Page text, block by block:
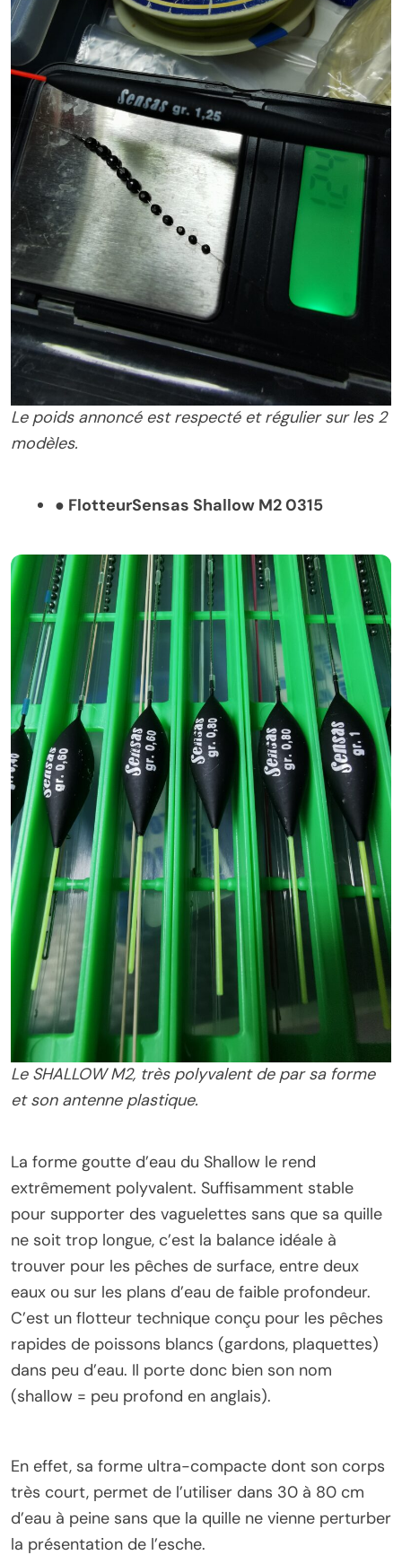
Le poids annoncé est respecté et régulier sur les 2
modèles.
● FlotteurSensas Shallow M2 0315
Le SHALLOW M2, très polyvalent de par sa forme
et son antenne plastique.
La forme goutte d’eau du Shallow le rend
extrêmement polyvalent. Suffisamment stable
pour supporter des vaguelettes sans que sa quille
ne soit trop longue, c’est la balance idéale à
trouver pour les pêches de surface, entre deux
eaux ou sur les plans d’eau de faible profondeur.
C’est un flotteur technique conçu pour les pêches
rapides de poissons blancs (gardons, plaquettes)
dans peu d’eau. Il porte donc bien son nom
(shallow = peu profond en anglais).
En effet, sa forme ultra-compacte dont son corps
très court, permet de l’utiliser dans 30 à 80 cm
d’eau à peine sans que la quille ne vienne perturber
la présentation de l’esche.